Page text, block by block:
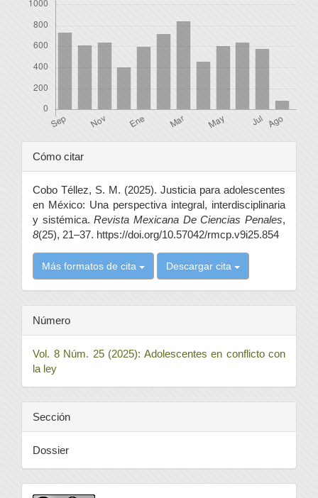
Detalles
del
artículo
Cómo citar
Cobo Téllez, S. M. (2025). Justicia para adolescentes
en México: Una perspectiva integral, interdisciplinaria
y sistémica.Revista Mexicana De Ciencias Penales,
8(25), 21–37. https://doi.org/10.57042/rmcp.v9i25.854
Más formatos de cita Descargar cita
Número
Vol. 8 Núm. 25 (2025): Adolescentes en conflicto con
la ley
Sección
Dossier